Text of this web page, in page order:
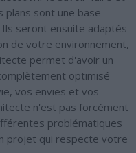
plans sont une base
seront ensuite adaptés
de votre environnement,
permet d'avoir un
optimisé
vos envies et vos
n'est pas forcément
problématiques
projet qui respecte votre